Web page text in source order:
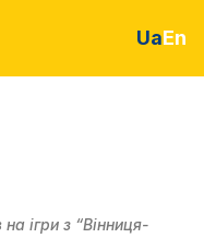
UaEn
ігри з “Вінниця-